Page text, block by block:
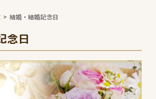
> 結婚・結婚記念日
念日